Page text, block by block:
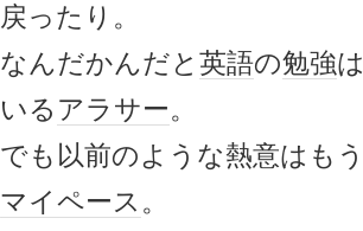
戻ったり。
なんだかんだと 英語の勉強
いる アラサー。
でも以前のような熱意はも
マイペース 。